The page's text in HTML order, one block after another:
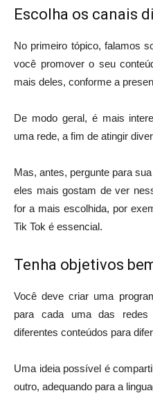
Escolha os canais
No primeiro tópico, falamos
você promover o seu
mais deles, conforme a
De modo geral, é mais
uma rede, a fim de atingir
Mas, antes, pergunte para
eles mais gostam de ver
for a mais escolhida, por
Tik Tok é essencial.
Tenha objetivos
Você deve criar uma
para cada uma das redes
diferentes conteúdos para
Uma ideia possível é
outro, adequando para a